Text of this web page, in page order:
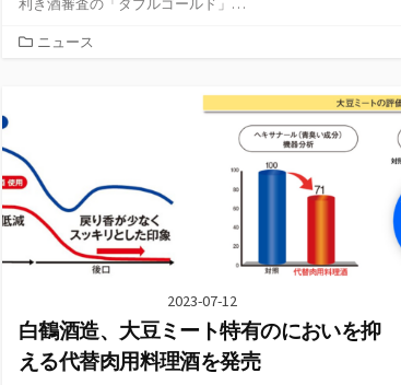
利き酒審査の「ダブルゴールド」…
カニュース
2023-07-12
白鶴酒造、大豆ミート特有のにおいを抑
える代替肉用料理酒を発売